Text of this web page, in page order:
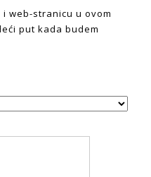
web-stranicu u ovom
put kada budem